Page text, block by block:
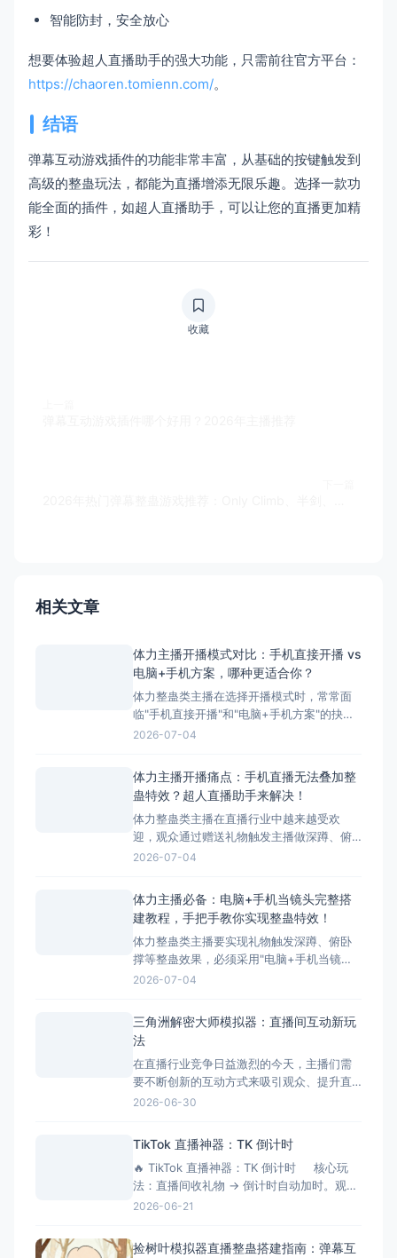
智能防封，安全放心
想要体验超人直播助手的强大功能，只需前往官方平台：
https://chaoren.tomienn.com/。
结语
弹幕互动游戏插件的功能非常丰富，从基础的按键触发到
高级的整蛊玩法，都能为直播增添无限乐趣。选择一款功
能全面的插件，如超人直播助手，可以让您的直播更加精
彩！
收藏
相关文章
体力主播开播模式对比：手机直接开播 vs
电脑+手机方案，哪种更适合你？
体力整蛊类主播在选择开播模式时，常常面
临"手机直接开播"和"电脑+手机方案"的抉
择。本文将详细对比这两种模式的优缺点，
播模式简介 ### 模式一：手机直接开播 这
是最简单、最常用的开播方式，主播直接使
2026-07-04
体力主播开播痛点：手机直播无法叠加整
蛊特效？超人直播助手来解决！
体力整蛊类主播在直播行业中越来越受欢
迎，观众通过赠送礼物触发主播做深蹲、俯
卧撑等体力动作，互动性极强。然而，这类
析这一痛点，并为您提供完美解决方案——
超人直播助手。 &nbsp; ## 体力主播面临的
核心痛点 &nbs
2026-07-04
体力主播必备：电脑+手机当镜头完整搭
建教程，手把手教你实现整蛊特效！
体力整蛊类主播要实现礼物触发深蹲、俯卧
撑等整蛊效果，必须采用"电脑+手机当镜
头"的组合方案。本文将手把手教您完成整个
系统，配置建议：Intel i5以上处理器、8GB
2026-07-04
三角洲解密大师模拟器：直播间互动新玩
法
在直播行业竞争日益激烈的今天，主播们需
要不断创新的互动方式来吸引观众、提升直
播间氛围。三角洲解密大师模拟器作为一款
能够增加直播的趣味性，还能有效延长观众
停留时间，提升直播间的活跃度和收益。 什
么是三角洲解密大师模拟器？
2026-06-30
TikTok 直播神器：TK 倒计时
🔥 TikTok 直播神器：TK 倒计时 核心玩
法：直播间收礼物 → 倒计时自动加时。观众
刷得越猛，直播/挑战时间越长！完美适配
2026-06-21
捡树叶模拟器直播整蛊搭建指南：弹幕互